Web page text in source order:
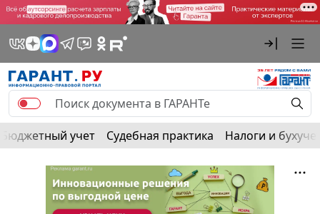
Бюджетный учет Судебная практика Налоги и